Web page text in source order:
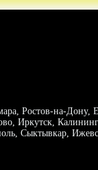
Ростов-на-Дону,
Иркутск,
Сыктывкар,